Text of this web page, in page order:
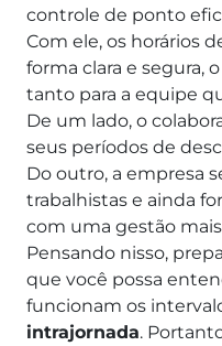
controle de ponto
Com ele, os horários
forma clara e segura,
tanto para a equipe
De um lado, o
seus períodos de
Do outro, a empresa
trabalhistas e ainda
com uma gestão
Pensando nisso,
que você possa
funcionam os
intrajornada.